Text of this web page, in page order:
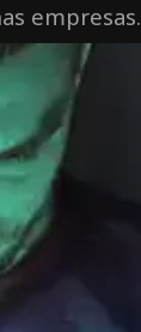
empresas.